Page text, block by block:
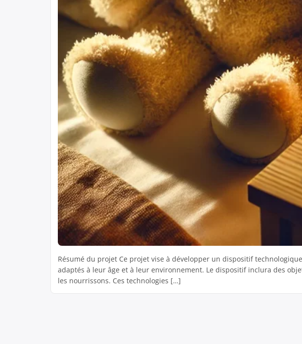
Résumé du projet Ce projet vise à développer un dispositif
adaptés à leur âge et à leur environnement. Le dispositif inclura des
les nourrissons. Ces technologies […]